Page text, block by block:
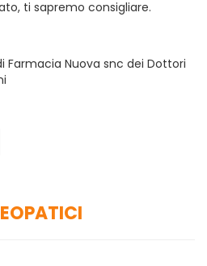
ti sapremo consigliare.
Farmacia Nuova snc dei Dottori